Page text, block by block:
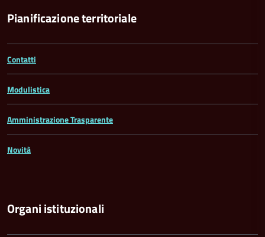
Pianificazione territoriale
Contatti
Modulistica
Amministrazione Trasparente
Novità
Organi istituzionali